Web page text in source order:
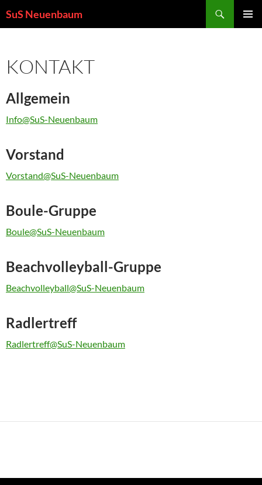
Inhalt
SuS Neuenbaum
KONTAKT
Allgemein
Info@SuS-Neuenbaum
Vorstand
Vorstand@SuS-Neuenbaum
Boule-Gruppe
Boule@SuS-Neuenbaum
Beachvolleyball-Gruppe
Beachvolleyball@SuS-Neuenbaum
Radlertreff
Radlertreff@SuS-Neuenbaum